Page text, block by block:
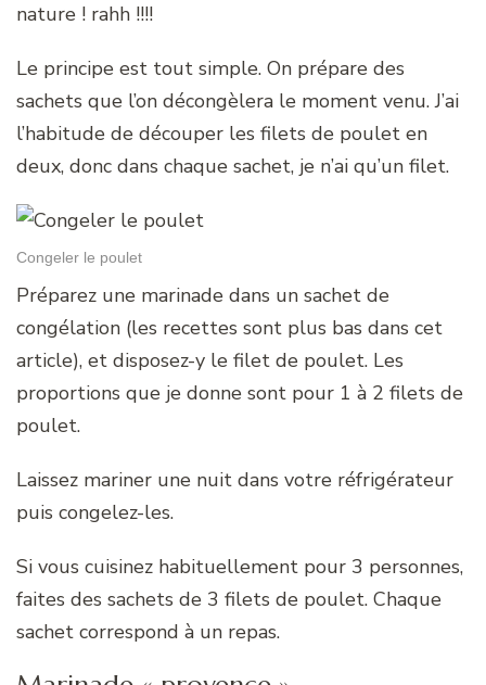
nature ! rahh !!!!
Le principe est tout simple. On prépare des
sachets que l’on décongèlera le moment venu. J’ai
l’habitude de découper les filets de poulet en
deux, donc dans chaque sachet, je n’ai qu’un filet.
Congeler le poulet
Préparez une marinade dans un sachet de
congélation (les recettes sont plus bas dans cet
article), et disposez-y le filet de poulet. Les
proportions que je donne sont pour 1 à 2 filets de
poulet.
Laissez mariner une nuit dans votre réfrigérateur
puis congelez-les.
Si vous cuisinez habituellement pour 3 personnes,
faites des sachets de 3 filets de poulet. Chaque
sachet correspond à un repas.